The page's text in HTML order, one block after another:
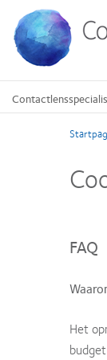
Overslaan
naar
FAQ
Het